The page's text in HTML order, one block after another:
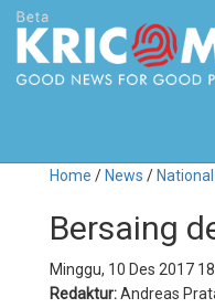
Home / News / National
Bersaing
Minggu, 10 Des 2017
Redaktur:Andreas